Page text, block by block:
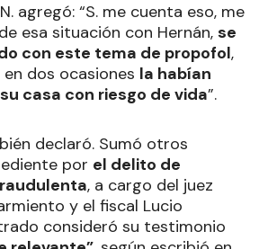
agregó: “S. me cuenta eso, me
esa situación con Hernán, se
con este tema de propofol,
dos ocasiones la habían
casa con riesgo de vida”.
declaró. Sumó otros
por el delito de
, a cargo del juez
y el fiscal Lucio
consideró su testimonio